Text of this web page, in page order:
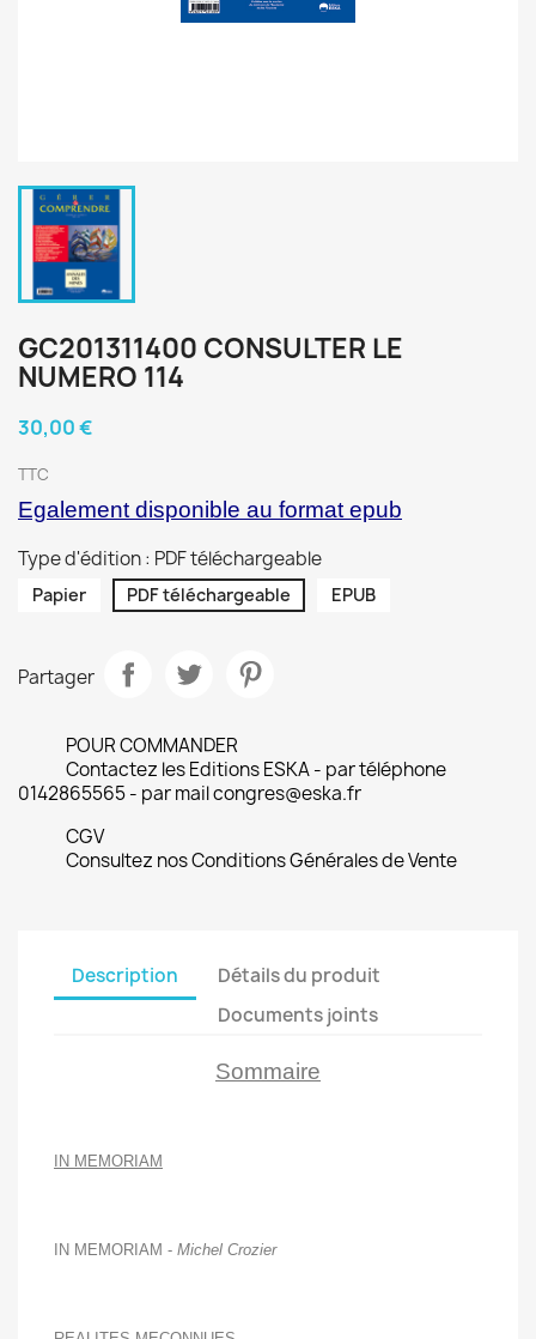
GC201311400 CONSULTER LE
NUMERO 114
30,00 €
TTC
Egalement disponible au format epub
Type d'édition : PDF téléchargeable
Papier PDF téléchargeable EPUB
Partager
POUR COMMANDER
Contactez les Editions ESKA - par téléphone
0142865565 - par mail congres@eska.fr
CGV
Consultez nos Conditions Générales de Vente
Description
Détails du produit
Documents joints
Sommaire
IN MEMORIAM
IN MEMORIAM - Michel Crozier